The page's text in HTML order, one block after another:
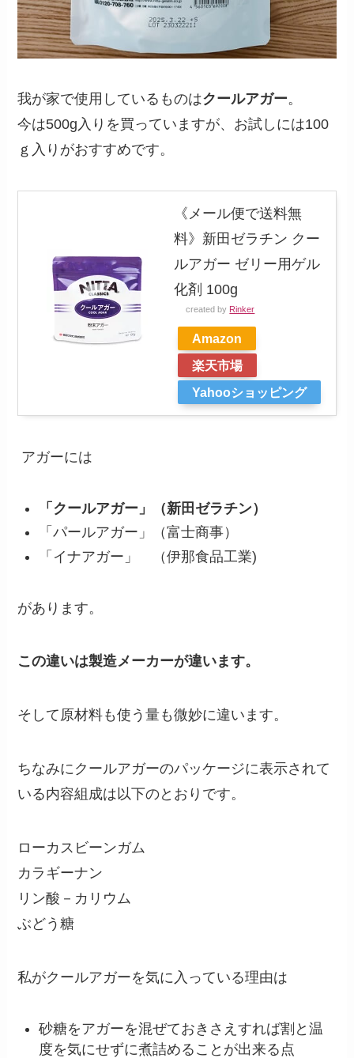
我が家で使用しているものはクールアガー。
今は500g入りを買っていますが、お試しには100
ｇ入りがおすすめです。
《メール便で送料無
料》新田ゼラチン クー
ルアガー ゼリー用ゲル
化剤 100g
created by Rinker
Amazon
楽天市場
Yahooショッピング
アガーには
「クールアガー」（新田ゼラチン）
「パールアガー」（富士商事）
「イナアガー」 （伊那食品工業)
があります。
この違いは製造メーカーが違います。
そして原材料も使う量も微妙に違います。
ちなみにクールアガーのパッケージに表示されて
いる内容組成は以下のとおりです。
ローカスビーンガム
カラギーナン
リン酸－カリウム
ぶどう糖
私がクールアガーを気に入っている理由は
砂糖をアガーを混ぜておきさえすれば割と温
度を気にせずに煮詰めることが出来る点